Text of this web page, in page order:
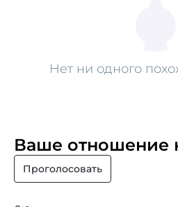
Нет ни одного
Ваше отношение
Проголосовать